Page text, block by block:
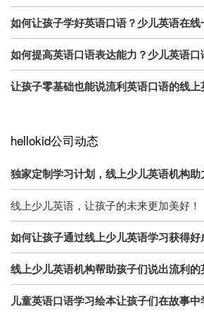
如何让孩子学好英语口语？少儿英语在线
如何提高英语口语表达能力？少儿英语口
让孩子零基础也能说流利英语口语的线上
hellokid公司动态
独家定制学习计划，线上少儿英语机构助
线上少儿英语，让孩子的未来更加美好！
如何让孩子通过线上少儿英语学习获得好
线上少儿英语机构帮助孩子们说出流利的
儿童英语口语学习绘本让孩子们在故事